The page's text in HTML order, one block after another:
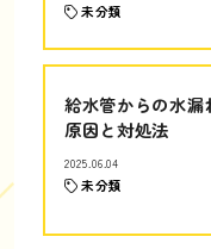
未分類
給水管からの水漏
原因と対処法
2025.06.04
未分類